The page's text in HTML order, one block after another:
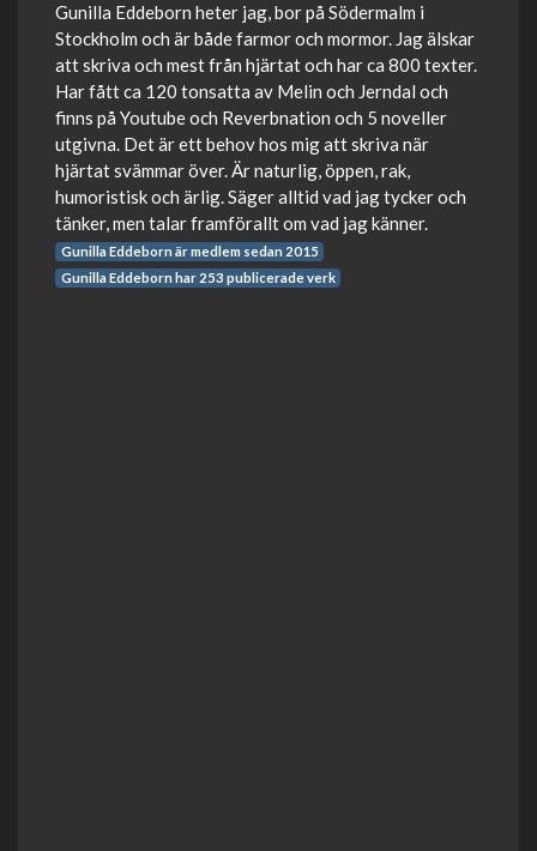
Gunilla Eddeborn heter jag, bor på Södermalm i
Stockholm och är både farmor och mormor. Jag älskar
att skriva och mest från hjärtat och har ca 800 texter.
Har fått ca 120 tonsatta av Melin och Jerndal och
finns på Youtube och Reverbnation och 5 noveller
utgivna. Det är ett behov hos mig att skriva när
hjärtat svämmar över. Är naturlig, öppen, rak,
humoristisk och ärlig. Säger alltid vad jag tycker och
tänker, men talar framförallt om vad jag känner.
Gunilla Eddeborn är medlem sedan 2015
Gunilla Eddeborn har 253 publicerade verk